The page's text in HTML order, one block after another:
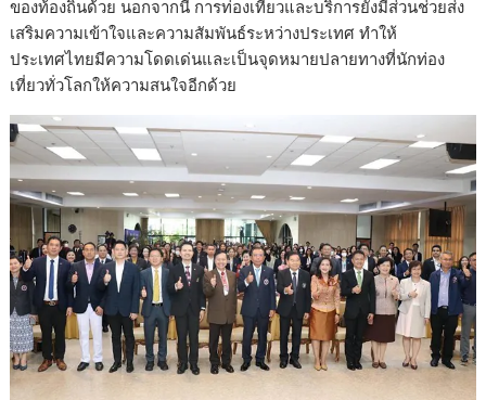
ของท้องถิ่นด้วย นอกจากนี้ การท่องเที่ยวและบริการยังมีส่วนช่วยส่ง
เสริมความเข้าใจและความสัมพันธ์ระหว่างประเทศ ทำให้
ประเทศไทยมีความโดดเด่นและเป็นจุดหมายปลายทางที่นักท่อง
เที่ยวทั่วโลกให้ความสนใจอีกด้วย